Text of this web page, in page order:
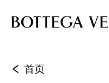
< 首页